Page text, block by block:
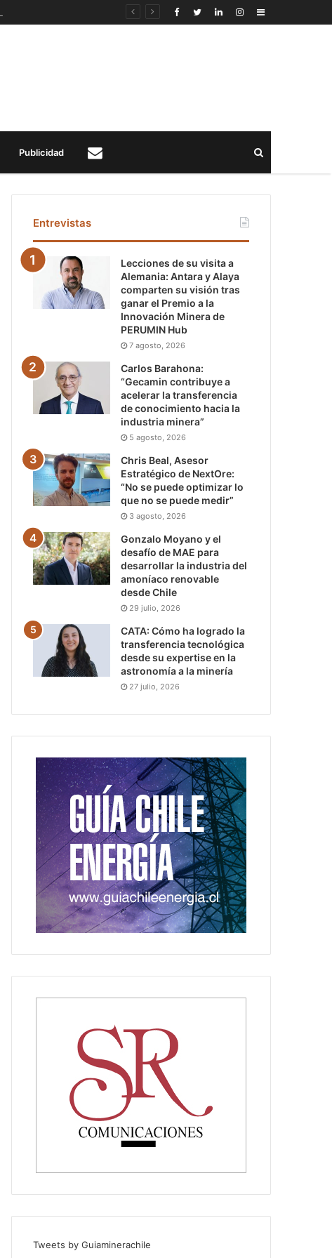
Sidebar
Publicidad
Entrevistas
Lecciones de su visita a
Alemania: Antara y Alaya
comparten su visión tras
ganar el Premio a la
Innovación Minera de
PERUMIN Hub
7 agosto, 2026
Carlos Barahona:
“Gecamin contribuye a
acelerar la transferencia
de conocimiento hacia la
industria minera”
5 agosto, 2026
Chris Beal, Asesor
Estratégico de NextOre:
“No se puede optimizar lo
que no se puede medir”
3 agosto, 2026
Gonzalo Moyano y el
desafío de MAE para
desarrollar la industria del
amoníaco renovable
desde Chile
29 julio, 2026
CATA: Cómo ha logrado la
transferencia tecnológica
desde su expertise en la
astronomía a la minería
27 julio, 2026
Tweets by Guiaminerachile